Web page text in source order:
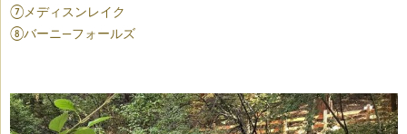
⑦メディスンレイク
⑧バーニ―フォールズ